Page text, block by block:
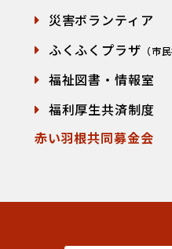
災害ボランティア
ふくふくプラザ （市
福祉図書・情報室
福利厚生共済制度
赤い羽根共同募金会